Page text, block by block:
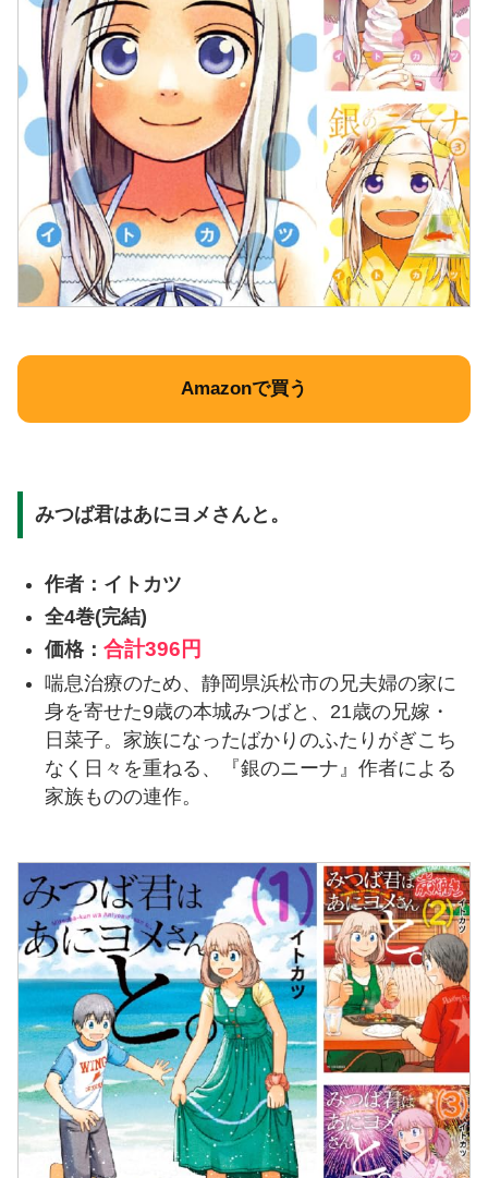
Amazonで買う
みつば君はあにヨメさんと。
作者：イトカツ
全4巻(完結)
価格： 合計396円
喘息治療のため、静岡県浜松市の兄夫婦の家に
身を寄せた9歳の本城みつばと、21歳の兄嫁・
日菜子。家族になったばかりのふたりがぎこち
なく日々を重ねる、『銀のニーナ』作者による
家族ものの連作。